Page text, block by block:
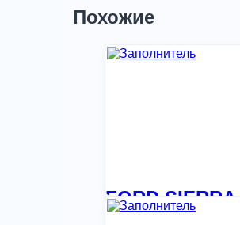
Похожие
FORD